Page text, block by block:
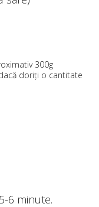
300g
doriți o cantitate
6 minute.